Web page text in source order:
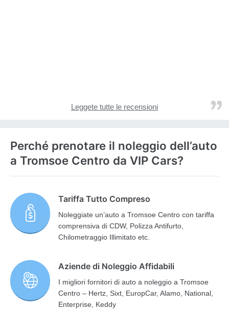
Leggete tutte le recensioni
Perché prenotare il noleggio dell’auto
a Tromsoe Centro da VIP Cars?
Tariffa Tutto Compreso
Noleggiate un’auto a Tromsoe Centro con tariffa
comprensiva di CDW, Polizza Antifurto,
Chilometraggio Illimitato etc.
Aziende di Noleggio Affidabili
I migliori fornitori di auto a noleggio a Tromsoe
Centro – Hertz, Sixt, EuropCar, Alamo, National,
Enterprise, Keddy